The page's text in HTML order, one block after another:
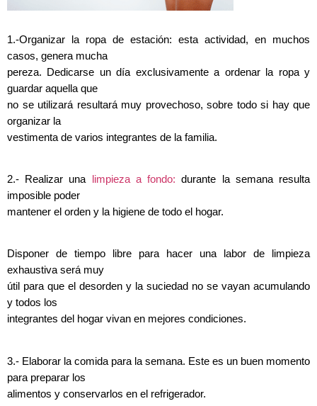
1.-Organizar la ropa de estación: esta actividad, en muchos
casos, genera mucha
pereza. Dedicarse un día exclusivamente a ordenar la ropa y
guardar aquella que
no se utilizará resultará muy provechoso, sobre todo si hay que
organizar la
vestimenta de varios integrantes de la familia.
2.- Realizar una limpieza a fondo: durante la semana resulta
imposible poder
mantener el orden y la higiene de todo el hogar.
Disponer de tiempo libre para hacer una labor de limpieza
exhaustiva será muy
útil para que el desorden y la suciedad no se vayan acumulando
y todos los
integrantes del hogar vivan en mejores condiciones.
3.- Elaborar la comida para la semana. Este es un buen momento
para preparar los
alimentos y conservarlos en el refrigerador.